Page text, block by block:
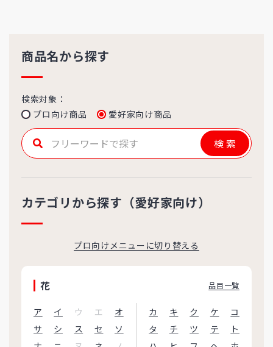
商品名から探す
検索対象：
プロ向け商品
愛好家向け商品
検索
カテゴリから探す（愛好家向け）
プロ向けメニューに切り替える
花 品目一覧
ア イ ウ エ オ カ キ ク ケ
コ
サ
シ ス セ ソ タ チ ツ テ
ト